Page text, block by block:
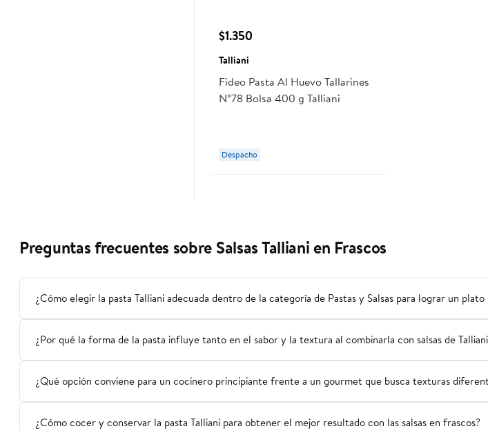
$1.350
Talliani
Fideo Pasta Al Huevo Tallarines
N°78 Bolsa 400 g Talliani
Despacho
Preguntas frecuentes sobre Salsas Talliani en Frascos
¿Cómo elegir la pasta Talliani adecuada dentro de la categoría de Pastas y Salsas para lograr un
¿Por qué la forma de la pasta influye tanto en el sabor y la textura al combinarla con salsas de
¿Qué opción conviene para un cocinero principiante frente a un gourmet que busca texturas
¿Cómo cocer y conservar la pasta Talliani para obtener el mejor resultado con las salsas en frascos?